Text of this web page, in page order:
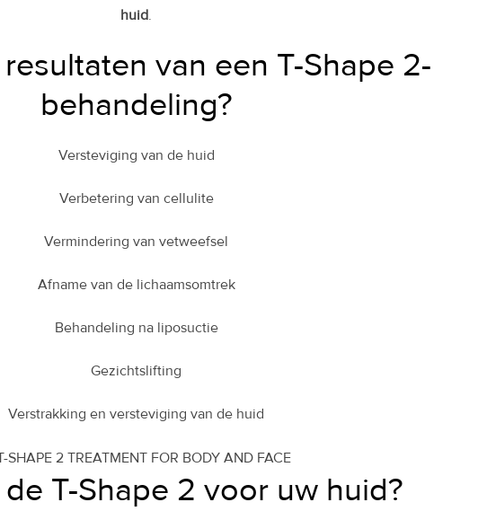
huid.
van een T-Shape 2-
behandeling?
Versteviging van de huid
Verbetering van cellulite
Vermindering van vetweefsel
Afname van de lichaamsomtrek
Behandeling na liposuctie
Gezichtslifting
Verstrakking en versteviging van de huid
T-Shape 2 voor uw huid?